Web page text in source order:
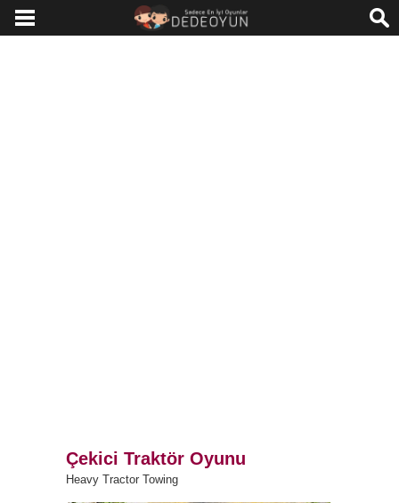
Çekici Traktör Oyunu
Heavy Tractor Towing